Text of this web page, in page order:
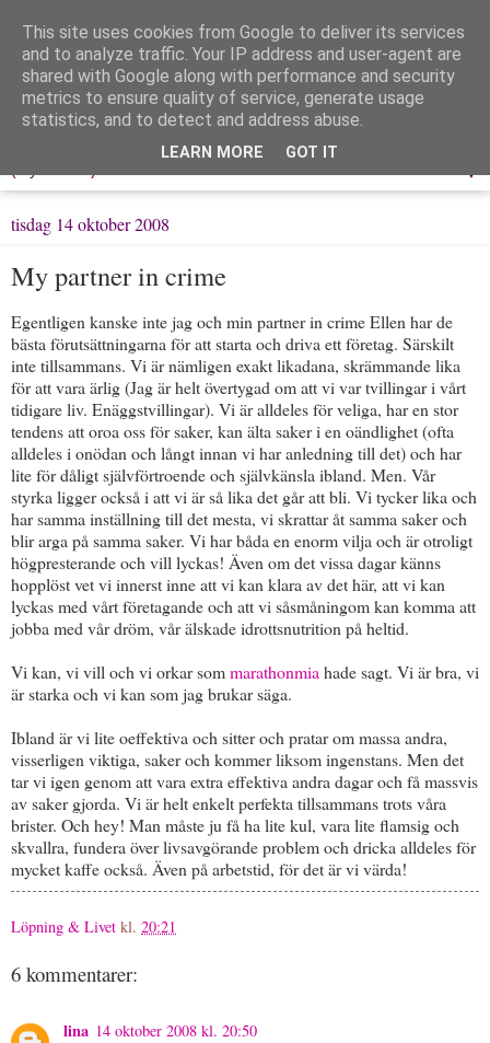
Löpning & Livet
Mitt liv, mina tankar & min träning
▼
tisdag 14 oktober 2008
My partner in crime
Egentligen kanske inte jag och min partner in crime Ellen har de
bästa förutsättningarna för att starta och driva ett företag. Särskilt
inte tillsammans. Vi är nämligen exakt likadana, skrämmande lika
för att vara ärlig (Jag är helt övertygad om att vi var tvillingar i vårt
tidigare liv. Enäggstvillingar). Vi är alldeles för veliga, har en stor
tendens att oroa oss för saker, kan älta saker i en oändlighet (ofta
alldeles i onödan och långt innan vi har anledning till det) och har
lite för dåligt självförtroende och självkänsla ibland. Men. Vår
styrka ligger också i att vi är så lika det går att bli. Vi tycker lika och
har samma inställning till det mesta, vi skrattar åt samma saker och
blir arga på samma saker. Vi har båda en enorm vilja och är otroligt
högpresterande och vill lyckas! Även om det vissa dagar känns
hopplöst vet vi innerst inne att vi kan klara av det här, att vi kan
lyckas med vårt företagande och att vi såsmåningom kan komma att
jobba med vår dröm, vår älskade idrottsnutrition på heltid.
Vi kan, vi vill och vi orkar sommarathonmia hade sagt. Vi är bra, vi
är starka och vi kan som jag brukar säga.
Ibland är vi lite oeffektiva och sitter och pratar om massa andra,
visserligen viktiga, saker och kommer liksom ingenstans. Men det
tar vi igen genom att vara extra effektiva andra dagar och få massvis
av saker gjorda. Vi är helt enkelt perfekta tillsammans trots våra
brister. Och hey! Man måste ju få ha lite kul, vara lite flamsig och
skvallra, fundera över livsavgörande problem och dricka alldeles för
mycket kaffe också. Även på arbetstid, för det är vi värda!
Löpning & Livet kl. 20:21
6 kommentarer:
lina 14 oktober 2008 kl. 20:50
This site uses cookies from Google to deliver its services
and to analyze traffic. Your IP address and user-agent are
shared with Google along with performance and security
metrics to ensure quality of service, generate usage
statistics, and to detect and address abuse.
LEARN MORE GOT IT